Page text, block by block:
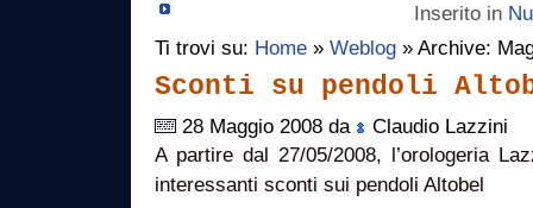
Inserito in
Ti trovi su: Home » Weblog » Archive:
Sconti su pendoli
28 Maggio 2008 da
Claudio Lazzini
A partire dal 27/05/2008, l’orologeria
interessanti sconti sui pendoli Altobel